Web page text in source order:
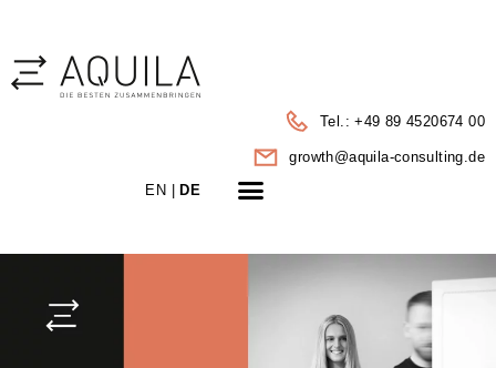
Tel.: +49 89 4520674 00
growth@aquila-consulting.de
EN |
DE